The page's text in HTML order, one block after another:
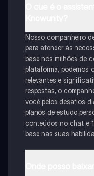
Nosso companheiro
para atender às
base nos milhões de
plataforma, podemos
relevantes e
respostas, o
você pelos desafios
planos de estudo
conteúdos no chat e
base nas suas